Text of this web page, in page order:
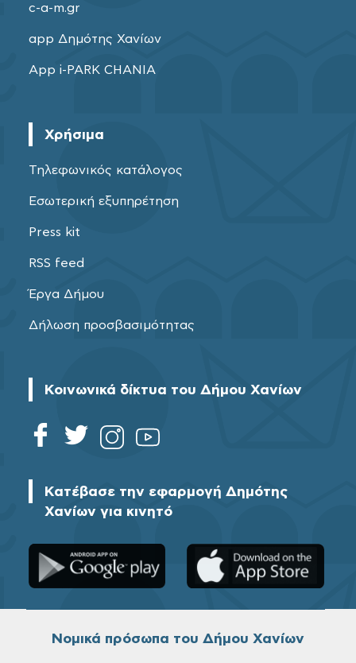
c-a-m.gr
app Δημότης Χανίων
App i-PARK CHANIA
Χρήσιμα
Τηλεφωνικός κατάλογος
Εσωτερική εξυπηρέτηση
Press kit
RSS feed
Έργα Δήμου
Δήλωση προσβασιμότητας
Κοινωνικά δίκτυα του Δήμου Χανίων
Κατέβασε την εφαρμογή Δημότης
Χανίων για κινητό
Νομικά πρόσωπα του Δήμου Χανίων